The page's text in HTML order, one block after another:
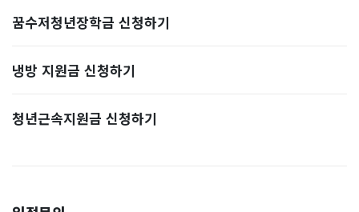
꿈수저청년장학금 신청하기
냉방 지원금 신청하기
청년근속지원금 신청하기